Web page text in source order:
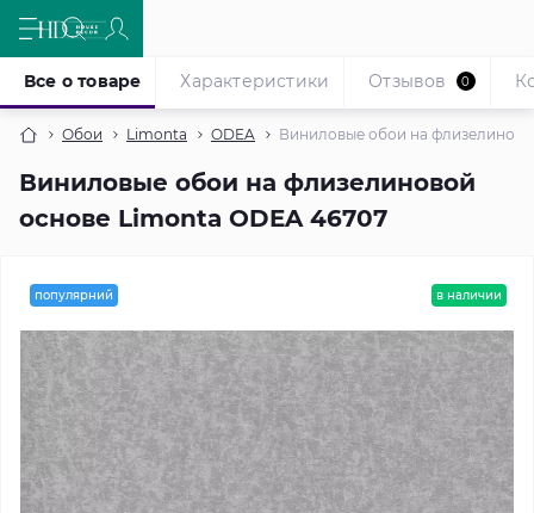
Обои Limonta ODEA Виниловые обои на
Виниловые обои на флизелиновой
основе Limonta ODEA 46707
Все о товаре Характеристики Отзывов 0
популярний в наличии